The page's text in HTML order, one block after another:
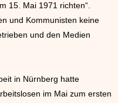
15. Mai 1971 richten“.
und Kommunisten keine
und den Medien
in Nürnberg hatte
im Mai zum ersten